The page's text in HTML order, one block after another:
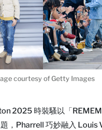
courtesy of Getty Images
2025 時裝騷以「
，Pharrell 巧妙融入 Louis